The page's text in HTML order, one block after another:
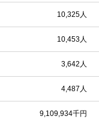
10,325人
10,453人
3,642人
4,487人
9,109,934千円